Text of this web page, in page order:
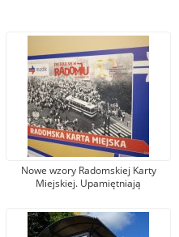
Nowe wzory Radomskiej Karty
Miejskiej. Upamiętniają
protestu w czerwcu 1976 r.